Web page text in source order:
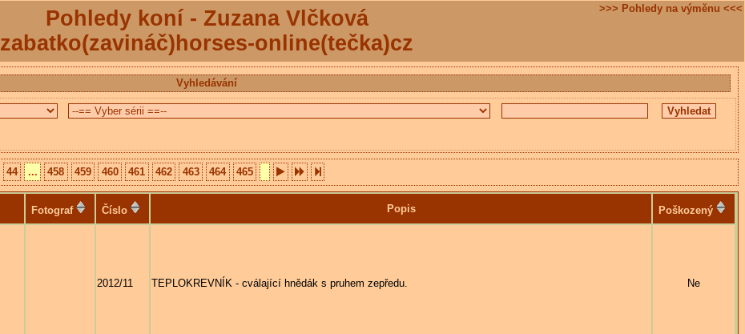
Pohledy koní - Zuzana Vlčková
zabatko(zavináč)horses-online(tečka)cz
>>> Pohledy na výměnu <<<
Vyhledávání
44 ... 458 459 460 461 462 463 464 465
Fotograf Číslo Popis Poškozený
2012/11 TEPLOKREVNÍK - cválající hnědák s pruhem zepředu. Ne